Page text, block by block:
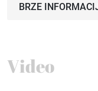
BRZE
Video